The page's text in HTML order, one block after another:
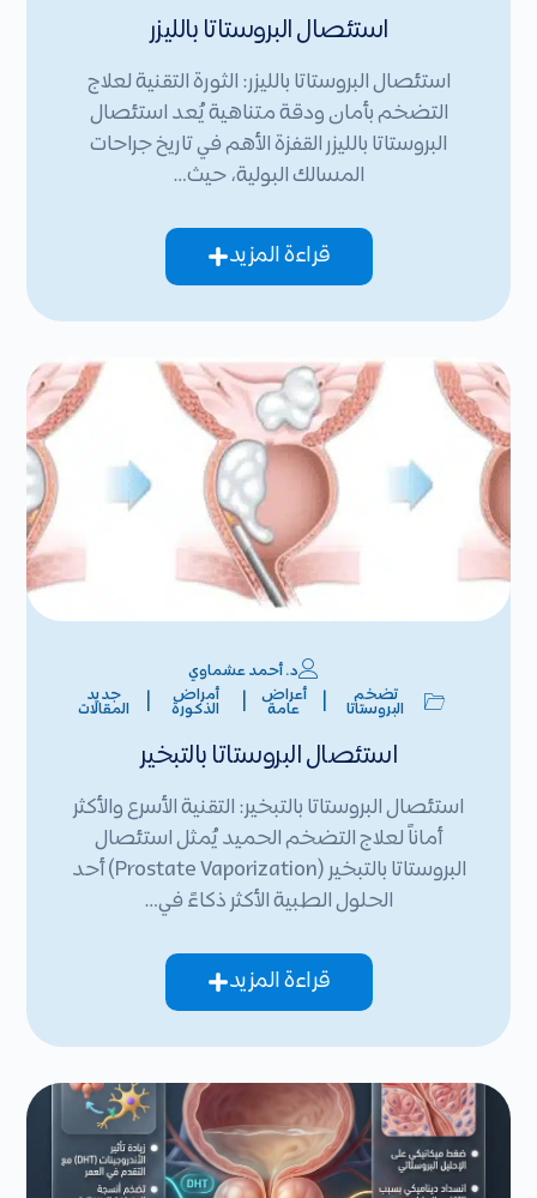
استئصال البروستاتا بالليزر
استئصال البروستاتا بالليزر: الثورة التقنية لعلاج
التضخم بأمان ودقة متناهية يُعد استئصال
البروستاتا بالليزر القفزة الأهم في تاريخ جراحات
المسالك البولية، حيث…
قراءة المزيد
د. أحمد عشماوي
تضخم
البروستاتا
أعراض
عامة
أمراض
الذكورة
جديد
المقالات
استئصال البروستاتا بالتبخير
استئصال البروستاتا بالتبخير: التقنية الأسرع والأكثر
أماناً لعلاج التضخم الحميد يُمثل استئصال
البروستاتا بالتبخير (Prostate Vaporization) أحد
الحلول الطبية الأكثر ذكاءً في…
قراءة المزيد